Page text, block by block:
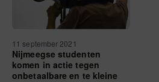
11 september 2021
Nijmeegse studenten
komen in actie tegen
onbetaalbare en te kleine